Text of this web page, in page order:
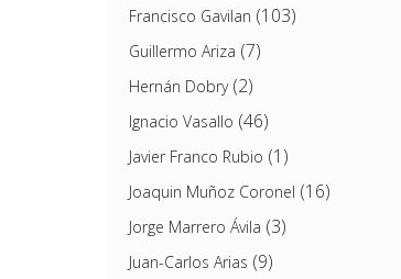
Francisco Gavilan (103)
Guillermo Ariza (7)
Hernán Dobry(2)
Ignacio Vasallo (46)
Javier Franco Rubio (1)
Joaquin Muñoz Coronel (16)
Jorge Marrero Ávila (3)
Juan-Carlos Arias (9)